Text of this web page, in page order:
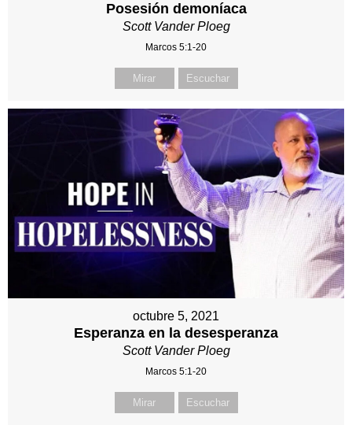
Posesión demoníaca
Scott Vander Ploeg
Marcos 5:1-20
Mirar Escuchar
octubre 5, 2021
Esperanza en la desesperanza
Scott Vander Ploeg
Marcos 5:1-20
Mirar Escuchar